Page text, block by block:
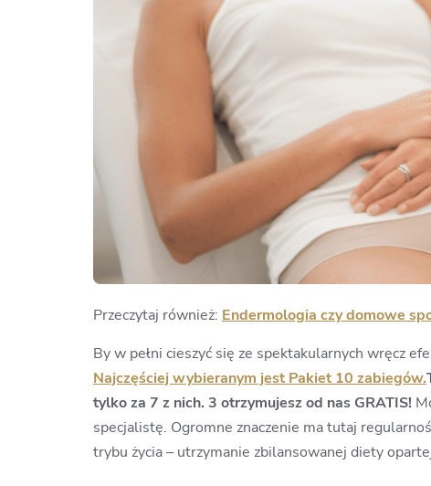
Przeczytaj również: Endermologia czy domowe
By w pełni cieszyć się ze spektakularnych wręcz
Najczęściej wybieranym jest Pakiet 10 zabiegów.
tylko za 7 z nich. 3 otrzymujesz od nas GRATIS!
specjalistę. Ogromne znaczenie ma tutaj
trybu życia – utrzymanie zbilansowanej diety